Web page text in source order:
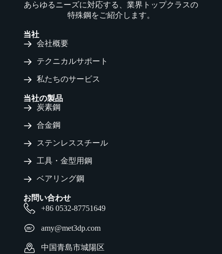
あらゆるニーズに対応する、業界トップクラスの
特殊鋼をご紹介します。
当社
会社概要
テクニカルサポート
私たちのサービス
当社の製品
炭素鋼
合金鋼
ステンレススチール
工具・金型用鋼
ベアリング鋼
お問い合わせ
+86 0532-87751649
amy@met3dp.com
中国青島市城陽区